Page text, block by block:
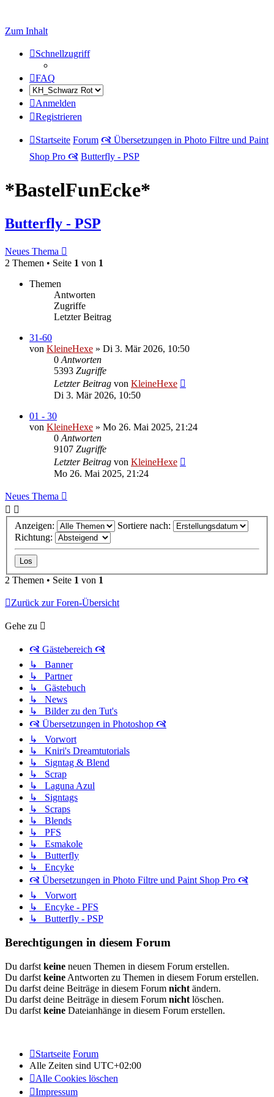
Zum Inhalt
Schnellzugriff
FAQ
Anmelden
Registrieren
Startseite Forum 🙧 Übersetzungen in Photo Filtre und Paint
Shop Pro 🙧 Butterfly - PSP
*BastelFunEcke*
Butterfly - PSP
Neues Thema
2 Themen • Seite 1 von 1
Themen
Antworten
Zugriffe
Letzter Beitrag
31-60
von KleineHexe » Di 3. Mär 2026, 10:50
0 Antworten
5393 Zugriffe
Letzter Beitrag von KleineHexe
Di 3. Mär 2026, 10:50
01 - 30
von KleineHexe » Mo 26. Mai 2025, 21:24
0 Antworten
9107 Zugriffe
Letzter Beitrag von KleineHexe
Mo 26. Mai 2025, 21:24
Neues Thema
Anzeigen:
Sortiere nach:
Richtung:
2 Themen • Seite 1 von 1
Zurück zur Foren-Übersicht
Gehe zu
🙧 Gästebereich 🙧
↳ Banner
↳ Partner
↳ Gästebuch
↳ News
↳ Bilder zu den Tut's
🙧 Übersetzungen in Photoshop 🙧
↳ Vorwort
↳ Kniri's Dreamtutorials
↳ Signtag & Blend
↳ Scrap
↳ Laguna Azul
↳ Signtags
↳ Scraps
↳ Blends
↳ PFS
↳ Esmakole
↳ Butterfly
↳ Encyke
🙧 Übersetzungen in Photo Filtre und Paint Shop Pro 🙧
↳ Vorwort
↳ Encyke - PFS
↳ Butterfly - PSP
Berechtigungen in diesem Forum
Du darfst keine neuen Themen in diesem Forum erstellen.
Du darfst keine Antworten zu Themen in diesem Forum erstellen.
Du darfst deine Beiträge in diesem Forum nicht ändern.
Du darfst deine Beiträge in diesem Forum nicht löschen.
Du darfst keine Dateianhänge in diesem Forum erstellen.
Startseite Forum
Alle Zeiten sind UTC+02:00
Alle Cookies löschen
Impressum